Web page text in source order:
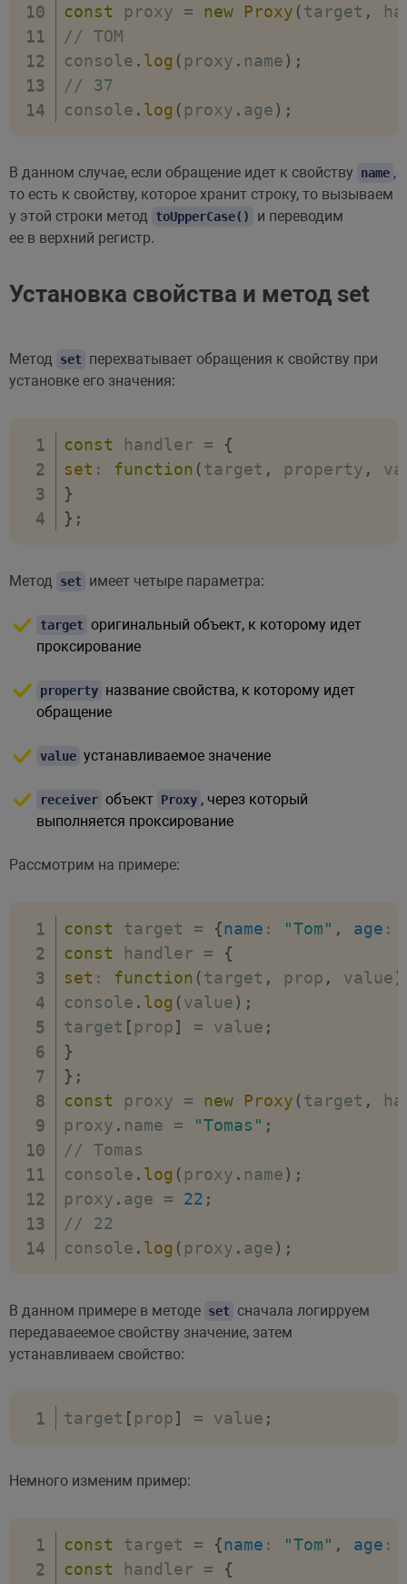
const proxy = new Proxy (target ,
// TOM
console . log ( proxy . name) ;
// 37
console . log ( proxy . age) ;
В данном случае, если обращение идет к свойству name ,
то есть к свойству, которое хранит строку, то вызываем
у этой строки метод
toUpperCase()
и переводим
ее в верхний регистр.
Установка свойства и метод set
Метод set перехватывает обращения к свойству при
установке его значения:
const handler =
{
set : function (target , property ,
}
} ;
Метод set имеет четыре параметра:
target оригинальный объект, к которому идет
проксирование
property название свойства, к которому идет
обращение
value устанавливаемое значение
receiver объект Proxy , через который
выполняется проксирование
Рассмотрим на примере:
const target = {name : "Tom" , age :
const handler =
{
set : function (target , prop , value)
console . log (value) ;
target [ prop] = value ;
}
} ;
const proxy = new Proxy (target ,
proxy . name = "Tomas" ;
// Tomas
console . log ( proxy . name) ;
proxy . age = 22 ;
// 22
console . log ( proxy . age) ;
В данном примере в методе set сначала логирруем
передаваеемое свойству значение, затем
устанавливаем свойство:
target [ prop] = value ;
Немного изменим пример:
const target = {name : "Tom" , age :
const handler =
{